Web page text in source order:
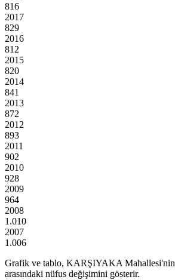
816
2017
829
2016
812
2015
820
2014
841
2013
872
2012
893
2011
902
2010
928
2009
964
2008
1.010
2007
1.006
Grafik ve tablo, KARŞIYAKA Mahallesi'nin
arasındaki nüfus değişimini gösterir.